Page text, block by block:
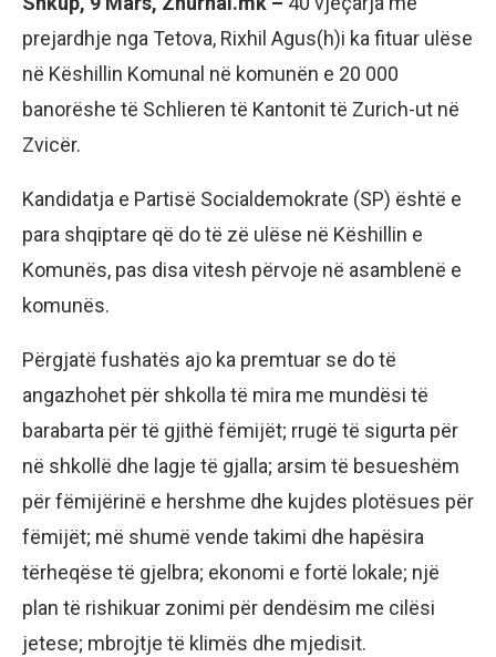
prejardhje nga Tetova, Rixhil Agus(h)i ka fituar ulëse
në Këshillin Komunal në komunën e 20 000
banorëshe të Schlieren të Kantonit të Zurich-ut në
Zvicër.
Kandidatja e Partisë Socialdemokrate (SP) është e
para shqiptare që do të zë ulëse në Këshillin e
Komunës, pas disa vitesh përvoje në asamblenë e
komunës.
Përgjatë fushatës ajo ka premtuar se do të
angazhohet për shkolla të mira me mundësi të
barabarta për të gjithë fëmijët; rrugë të sigurta për
në shkollë dhe lagje të gjalla; arsim të besueshëm
për fëmijërinë e hershme dhe kujdes plotësues për
fëmijët; më shumë vende takimi dhe hapësira
tërheqëse të gjelbra; ekonomi e fortë lokale; një
plan të rishikuar zonimi për dendësim me cilësi
jetese; mbrojtje të klimës dhe mjedisit.